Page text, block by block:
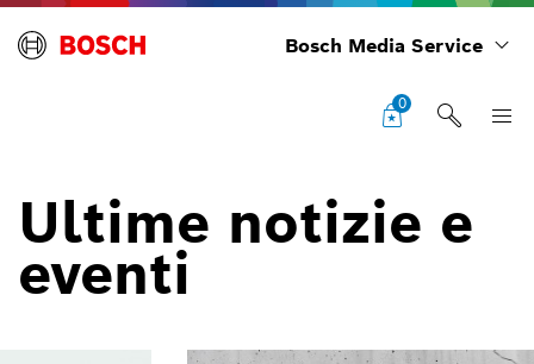
Bosch Media Service
0
Ultime notizie e
eventi